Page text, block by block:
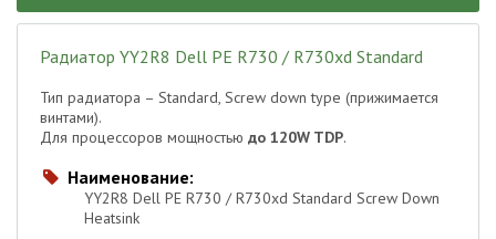
Радиатор YY2R8 Dell PE R730 / R730xd Standard
Тип радиатора – Standard, Screw down type (прижимается
винтами).
Для процессоров мощностью до 120W TDP.
 Наименование:
YY2R8 Dell PE R730 / R730xd Standard Screw Down
Heatsink